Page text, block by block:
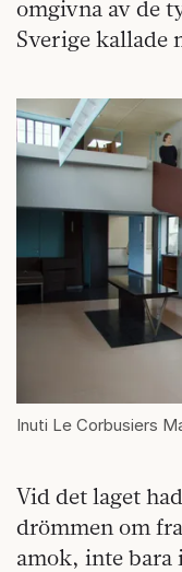
omgivna av de
Sverige kallade
Inuti Le Corbusiers
Vid det laget
drömmen om
amok, inte bara